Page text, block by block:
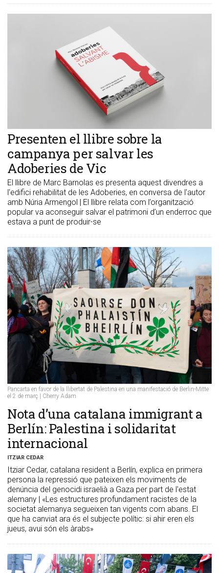
Presenten el llibre sobre la
campanya per salvar les
Adoberies de Vic
El llibre de Marc Barnolas es presenta aquest divendres a
l'edifici rehabilitat de les Adoberies, en conversa de l'autor
amb Núria Armengol | El llibre relata com l’organització
popular va aconseguir salvar el patrimoni d’un enderroc que
estava a punt de produir-se
Pancarta en favor de la llibertat de Palestina en una manifestació de Berlin-Mitte
el 2 de març | Cherry Adam
​Nota d’una catalana immigrant a
Berlín: Palestina i solidaritat
internacional
ITZIAR CEDAR
Itziar Cedar, catalana resident a Berlín, explica en primera
persona la repressió que pateixen els moviments de
denúncia del genocidi israelià a Gaza per part de l'estat
alemany | «Les estructures profundament racistes de la
societat alemanya segueixen tan vigents com abans. El
que ha canviat ara és el subjecte polític: si ahir eren els
jueus, avui són els àrabs»